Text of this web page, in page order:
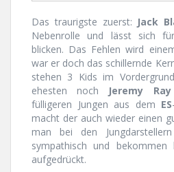
Das traurigste zuerst: Jack
Nebenrolle und lässt sich
blicken. Das Fehlen wird
war er doch das schillernde
stehen 3 Kids im
ehesten noch Jeremy
fülligeren Jungen aus dem ES
macht der auch wieder einen
man bei den
sympathisch und bekommen
aufgedrückt.